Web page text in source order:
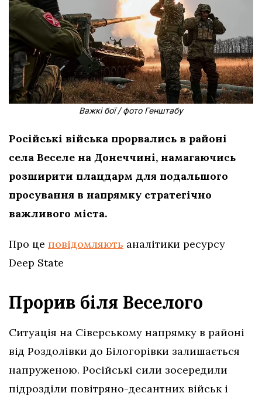
Важкі бої / фото Генштабу
Російські війська прорвались в районі
села Веселе на Донеччині, намагаючись
розширити плацдарм для подальшого
просування в напрямку стратегічно
важливого міста.
Про це повідомляють аналітики ресурсу
Deep State
Прорив біля Веселого
Ситуація на Сіверському напрямку в районі
від Роздолівки до Білогорівки залишається
напруженою. Російські сили зосередили
підрозділи повітряно-десантних військ і